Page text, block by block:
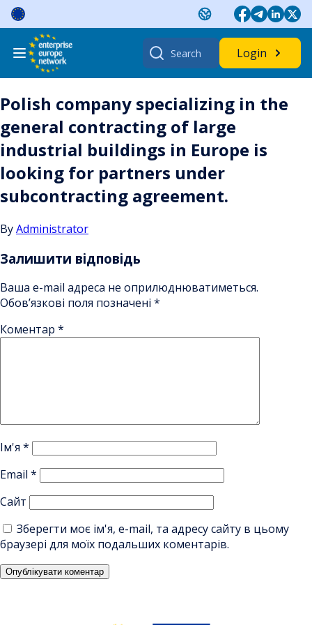
Skip
content
Search
for:
Login
Polish company specializing in the
general contracting of large
industrial buildings in Europe is
looking for partners under
subcontracting agreement.
ByAdministrator
Залишити відповідь
Ваша e-mail адреса не оприлюднюватиметься.
Обов’язкові поля позначені *
Коментар *
Ім'я *
Email *
Сайт
Зберегти моє ім'я, e-mail, та адресу сайту в цьому
браузері для моїх подальших коментарів.